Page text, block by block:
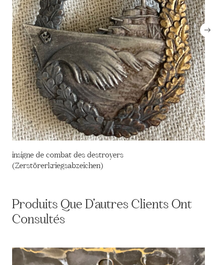
insigne de combat des destroyers
(Zerstörerkriegsabzeichen)
Produits Que D’autres Clients Ont
Consultés